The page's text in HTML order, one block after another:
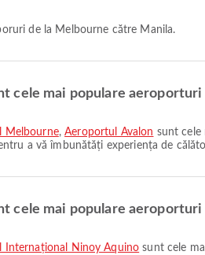
de la Melbourne către Manila.
cele mai populare
Melbourne,Aeroportul Avalon sunt cele
a vă îmbunătăți experiența de
cele mai populare
Internațional Ninoy Aquino sunt cele